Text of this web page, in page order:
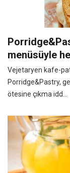
menüsüyle
Vejetaryen kafe-
Porridge&Pastry,
ötesine çıkma idd...